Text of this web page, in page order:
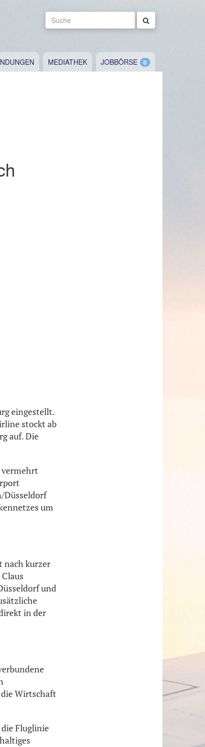
Suche
MEDIATHEK JOBBÖRSE
eingestellt.
stockt ab
auf. Die
vermehrt
Düsseldorf
um
nach kurzer
und
in der
Wirtschaft
Fluglinie